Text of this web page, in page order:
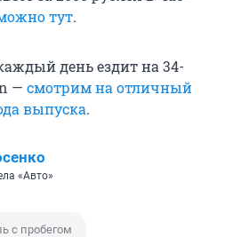
тут.
день ездит на 34-
— смотрим на отличный
выпуска.
«Авто»
с пробегом